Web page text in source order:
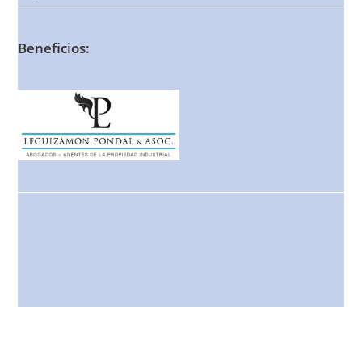
Beneficios: